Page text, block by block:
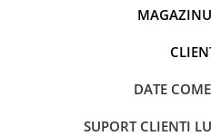
DATE
SUPORT CLIENTI